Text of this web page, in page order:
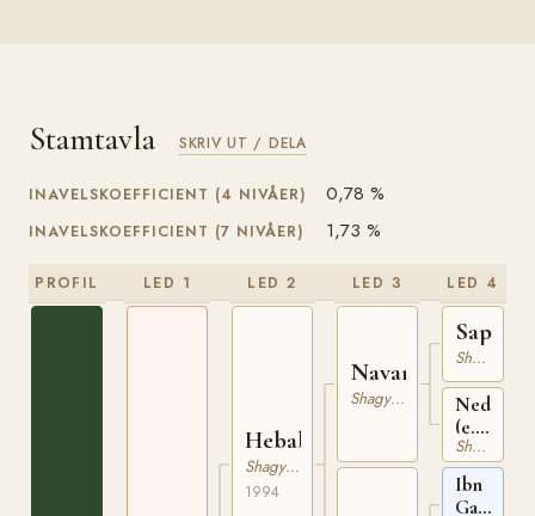
Stamtavla SKRIV UT / DELA
INAVELSKOEFFICIENT (4 NIVÅER) 0,78 %
INAVELSKOEFFICIENT (7 NIVÅER) 1,73 %
PROFIL LED 1 LED 2
Hebab
Shagya-arab
1994
LED 3
Navarra
Shagya-arab
LED 4
Saphiro
Shagya-arab
Nedda
(e.24
Jussuf
VII)
Shagya-arab
Ibn
Galal